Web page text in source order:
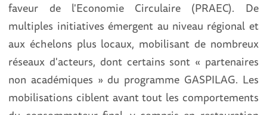
faveur de l'Economie Circulaire (PRAEC). De
multiples initiatives émergent au niveau régional et
aux échelons plus locaux, mobilisant de nombreux
réseaux d'acteurs, dont certains sont « partenaires
non académiques » du programme GASPILAG. Les
mobilisations ciblent avant tout les comportements